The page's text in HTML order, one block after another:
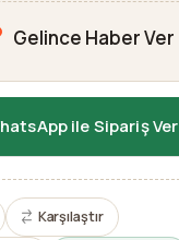
Gelince Haber Ver
ile Sipariş Ver
Karşılaştır